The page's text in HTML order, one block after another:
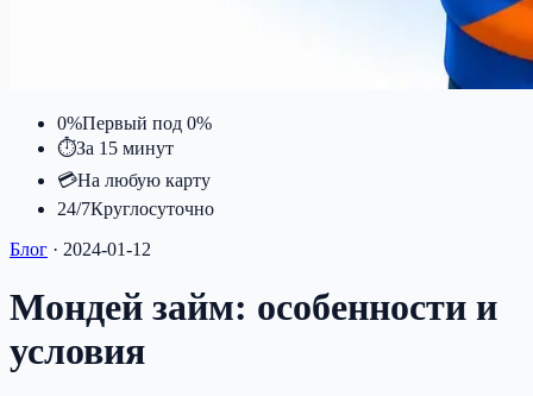
0%Первый под 0%
⏱За 15 минут
💳На любую карту
24/7Круглосуточно
Блог · 2024-01-12
Мондей займ: особенности и
условия